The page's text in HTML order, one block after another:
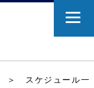
＞
スケジュール一